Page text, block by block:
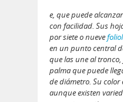
e, que puede
con facilidad. Sus
por siete o nueve
en un punto central
que las une al
palma que puede
de diámetro. Su color
aunque existen